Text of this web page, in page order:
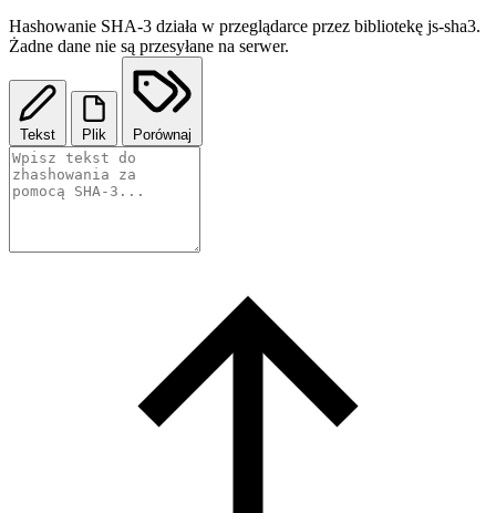
Hashowanie SHA-3 działa w przeglądarce przez bibliotekę js-sha3.
Żadne dane nie są przesyłane na serwer.
Tekst Plik Porównaj